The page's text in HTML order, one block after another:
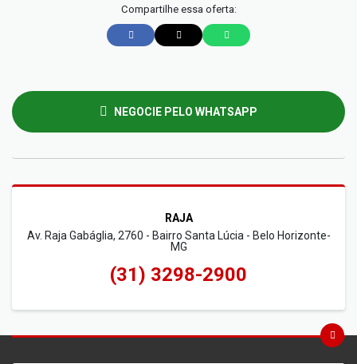
Compartilhe essa oferta:
NEGOCIE PELO WHATSAPP
RAJA
Av. Raja Gabáglia, 2760 - Bairro Santa Lúcia - Belo Horizonte-
MG
(31) 3298-2900